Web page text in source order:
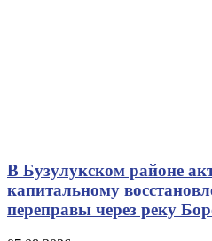
В Бузулукском районе
капитальному
переправы через реку